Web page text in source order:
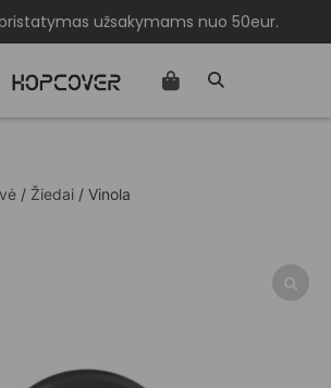
užsakymams nuo 50eur.
/ Žiedai / Vinola